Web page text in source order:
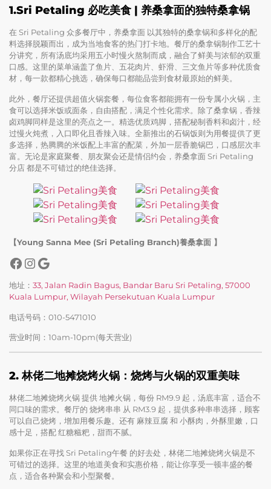
1.Sri Petaling 必吃美食 | 养桑拿面的独特桑拿锅
在 Sri Petaling 众多餐厅中，养桑拿面 以其独特的桑拿锅和多样化的配
料选择脱颖而出，成为当地食客的热门打卡地。餐厅的桑拿锅制作工艺十
分讲究，所有汤底均采用五小时慢火熬制而成，融合了鲜美与浓郁的双重
口感。这里的菜单涵盖了鱼片、五花肉片、虾滑、三文鱼片等多种优质食
材，每一款都精心挑选，确保每口都能品尝到食材最原始的鲜美。
此外，餐厅还提供超值火锅套餐，每位食客都能拥有一份专属小火锅，主
食可以选择米饭或面条，自由搭配，满足个性化需求。除了桑拿锅，香辣
卤鸡脚同样是这里的亮点之一。精选优质鸡脚，搭配秘制香料和卤汁，经
过慢火炖煮，入口即化且香辣入味。全新推出的石锅饭则为用餐提供了更
多选择，热腾腾的米饭配上丰富的配菜，外加一层香脆锅巴，口感层次丰
富。无论是家庭聚餐、朋友聚会还是情侣约会，养桑拿面 Sri Petaling
分店 都是不可错过的绝佳选择。
【Young Sanna Mee (Sri Petaling Branch)養桑拿面 】
地址： 33, Jalan Radin Bagus, Bandar Baru Sri Petaling, 57000
Kuala Lumpur, Wilayah Persekutuan Kuala Lumpur
电话号码：010-5471010
营业时间：10am-10pm(每天营业)
2. 林佬二地摊烧烤火锅：烧烤与火锅的双重美味
林佬二地摊烧烤火锅 提供 地摊火锅，每份 RM9.9 起，汤底丰富，适合不
同口味的需求。餐厅的 烧烤串串 从 RM3.9 起，提供多种串串选择，顾客
可以自己烧烤，增加用餐乐趣。还有 麻辣豆腐 和 小酥肉，外酥里嫩，口
感十足，搭配 红糖糍粑，甜而不腻。
如果你正在寻找 Sri Petaling午餐 的好去处，林佬二地摊烧烤火锅是不
可错过的选择。这里的地道美食和实惠价格，能让你享受一顿丰盛的餐
点，适合各种聚会和小型聚餐。